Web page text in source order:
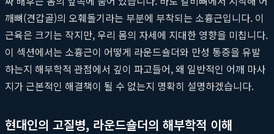
깨뼈(견갑골)의 오훼돌기라는 부분에 부착되는 소흉근입니다. 이
근육은 크기는 작지만, 우리 몸의 자세에 지대한 영향을 미칩니다.
이 섹션에서는 소흉근이 어떻게 라운드숄더와 만성 통증을 유발
하는지 해부학적 관점에서 깊이 파고들어, 왜 일반적인 어깨 마사
지가 근본적인 해결책이 될 수 없는지 명확히 설명하겠습니다.
현대인의 고질병, 라운드숄더의 해부학적 이해